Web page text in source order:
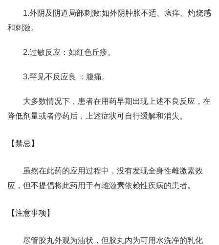
1.外阴及阴道局部刺激:如外阴肿胀不适、瘙痒、灼烧感
和刺激。
2.过敏反应：如红色丘疹。
3.罕见不反应良 ：腹痛。
大多数情况下，患者在用药早期出现上述不良反应，在
降低剂量或者停药后，上述症状可自行缓解和消失。
【禁忌】
虽然在此药的应用过程中，没有发现全身性雌激素效
应，但不提倡将此药用于有雌激素依赖性疾病的患者。
【注意事项】
尽管胶丸外观为油状，但胶丸内为可用水洗净的乳化